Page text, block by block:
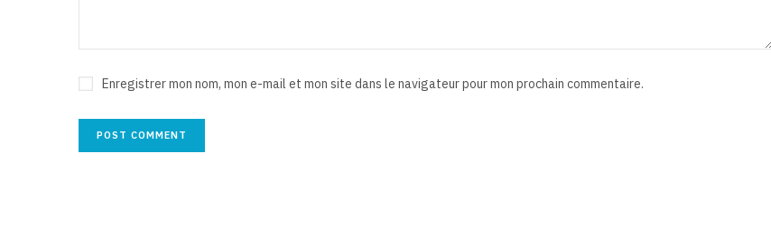
Enregistrer mon nom, mon e-mail et mon site dans le navigateur pour mon prochain commentaire.